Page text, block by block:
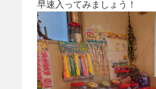
早速入ってみましょう！